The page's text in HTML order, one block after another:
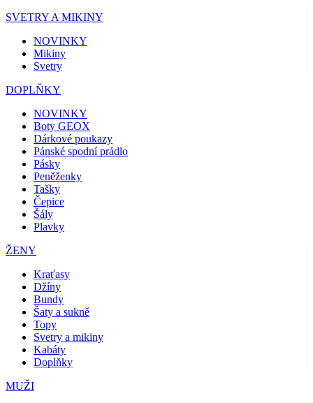
SVETRY A MIKINY
NOVINKY
Mikiny
Svetry
DOPLŇKY
NOVINKY
Boty GEOX
Dárkové poukazy
Pánské spodní prádlo
Pásky
Peněženky
Tašky
Čepice
Šály
Plavky
ŽENY
Kraťasy
Džíny
Bundy
Šaty a sukně
Topy
Svetry a mikiny
Kabáty
Doplňky
MUŽI